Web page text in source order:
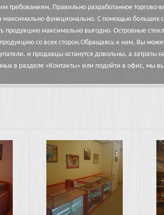
требованиям. Правильно разработанное торгово-
максимально функционально. С помощью больших
продукцию максимально выгодно. Островные
со всех сторон.Обращаясь к нам, Вы
и продавцы останутся довольны, а
в разделе «Контакты» или подойти в офис,
2.jpg